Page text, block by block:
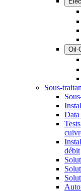
Oil-
Sous-
débit